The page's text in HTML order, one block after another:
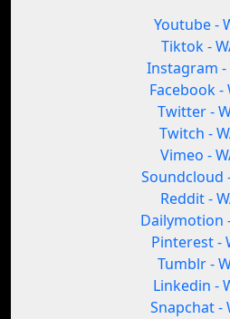
Youtube -
Tiktok -
Instagram -
Facebook -
Twitter -
Twitch -
Vimeo -
Soundcloud
Reddit -
Dailymotion
Pinterest -
Tumblr -
Linkedin -
Snapchat -